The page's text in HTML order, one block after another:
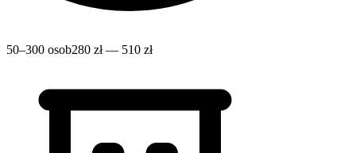
50–300 osob280 zł — 510 zł